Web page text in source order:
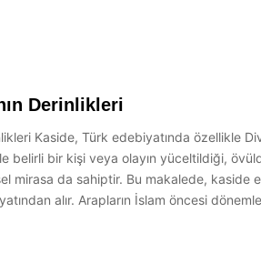
Derinlikleri
Kaside, Türk edebiyatında
belirli bir kişi veya olayın yüceltildiği,
mirasa da sahiptir. Bu makalede, kaside
alır. Arapların İslam öncesi